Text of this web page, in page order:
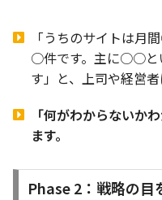
「うちのサイトは月
○件です。主に○○と
す」と、上司や経営
「何がわからないか
ます。
Phase 2：戦略の目